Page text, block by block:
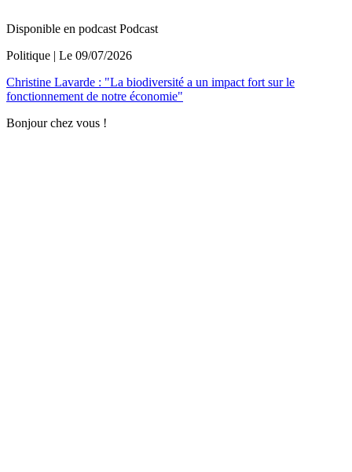
Disponible en podcast Podcast
Politique | Le 09/07/2026
Christine Lavarde : "La biodiversité a un impact fort sur le
fonctionnement de notre économie"
Bonjour chez vous !